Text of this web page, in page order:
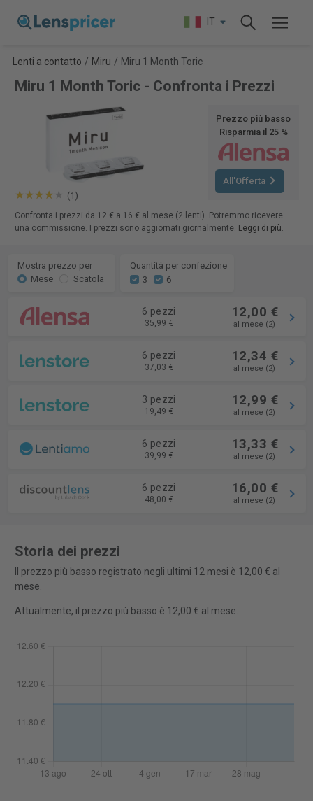
IT
Lenti a contatto / Miru / Miru 1 Month Toric
Miru 1 Month Toric - Confronta i Prezzi
(1)
Prezzo più basso
Risparmia il 25 %
All'Offerta
Confronta i prezzi da 12 € a 16 € al mese (2 lenti). Potremmo ricevere
una commissione. I prezzi sono aggiornati giornalmente. Leggi di più.
Mostra prezzo per
Mese
Scatola
Quantità per confezione
3
6
6 pezzi
35,99 €
12,00 €
al mese (2)
6 pezzi
37,03 €
12,34 €
al mese (2)
3 pezzi
19,49 €
12,99 €
al mese (2)
6 pezzi
39,99 €
13,33 €
al mese (2)
6 pezzi
48,00 €
16,00 €
al mese (2)
Storia dei prezzi
Il prezzo più basso registrato negli ultimi 12 mesi è 12,00 € al
mese.
Attualmente, il prezzo più basso è 12,00 € al mese.